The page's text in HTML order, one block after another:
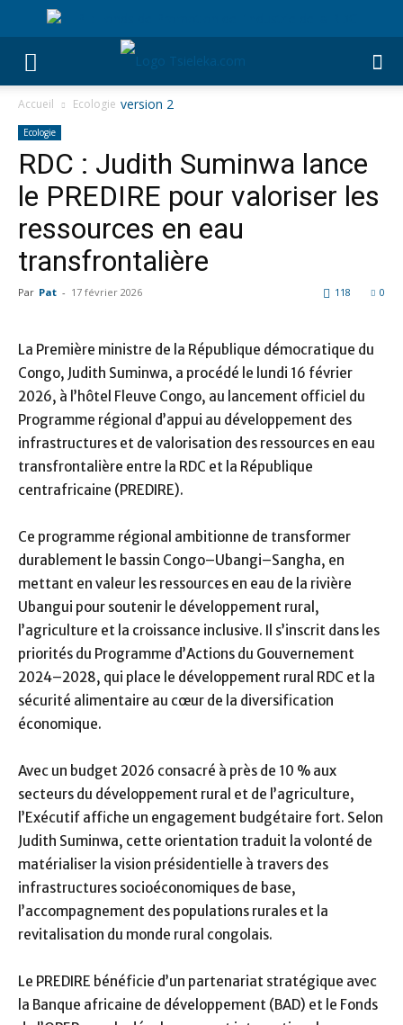
Accueil Ecologie
Ecologie
RDC : Judith Suminwa lance
le PREDIRE pour valoriser les
ressources en eau
transfrontalière
Par Pat - 17 février 2026 0
118
La Première ministre de la République démocratique du
Congo, Judith Suminwa, a procédé le lundi 16 février
2026, à l’hôtel Fleuve Congo, au lancement officiel du
Programme régional d’appui au développement des
infrastructures et de valorisation des ressources en eau
transfrontalière entre la RDC et la République
centrafricaine (PREDIRE).
Ce programme régional ambitionne de transformer
durablement le bassin Congo–Ubangi–Sangha, en
mettant en valeur les ressources en eau de la rivière
Ubangui pour soutenir le développement rural,
l’agriculture et la croissance inclusive. Il s’inscrit dans les
priorités du Programme d’Actions du Gouvernement
2024–2028, qui place le développement rural RDC et la
sécurité alimentaire au cœur de la diversification
économique.
Avec un budget 2026 consacré à près de 10 % aux
secteurs du développement rural et de l’agriculture,
l’Exécutif affiche un engagement budgétaire fort. Selon
Judith Suminwa, cette orientation traduit la volonté de
matérialiser la vision présidentielle à travers des
infrastructures socioéconomiques de base,
l’accompagnement des populations rurales et la
revitalisation du monde rural congolais.
Le PREDIRE bénéficie d’un partenariat stratégique avec
la Banque africaine de développement (BAD) et le Fonds